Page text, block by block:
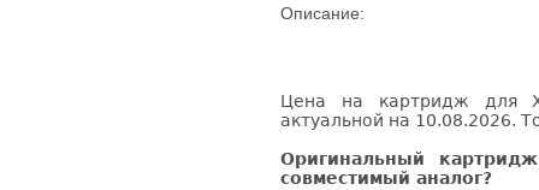
Описание:
Цена на картридж для
актуальной на 10.08.2026.
Оригинальный
совместимый аналог?